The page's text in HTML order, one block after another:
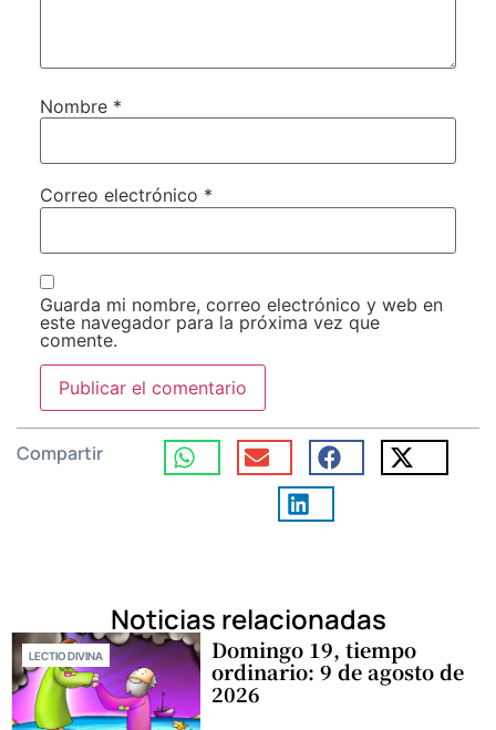
Nombre *
Correo electrónico *
Guarda mi nombre, correo electrónico y web en
este navegador para la próxima vez que
comente.
Compartir
Noticias relacionadas
LECTIO DIVINA Domingo 19, tiempo
ordinario: 9 de agosto de
2026